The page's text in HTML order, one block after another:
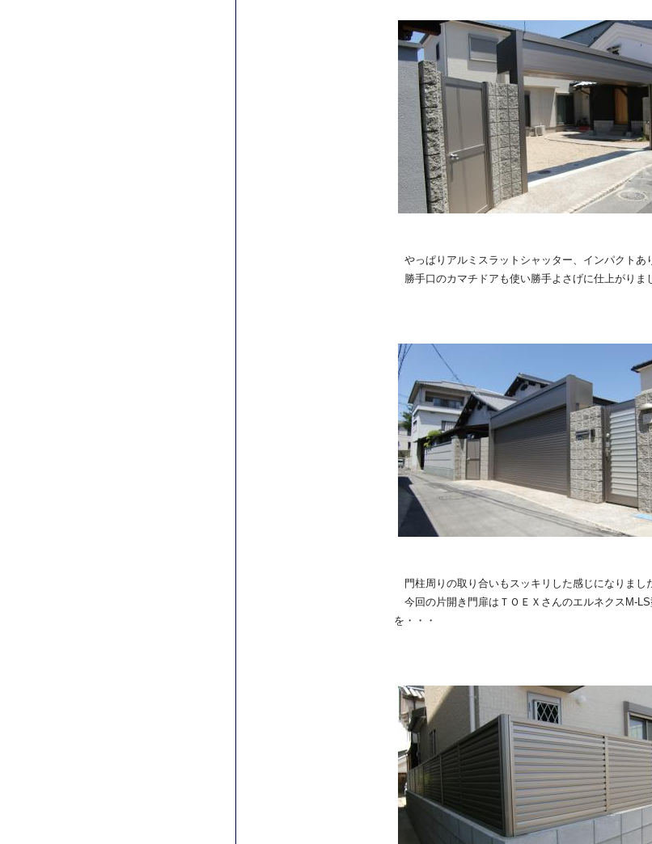
やっぱりアルミスラットシャッター、インパクトあ
勝手口のカマチドアも使い勝手よさげに仕上がりま
門柱周りの取り合いもスッキリした感じになりまし
今回の片開き門扉はＴＯＥＸさんのエルネクスM-LS
を・・・